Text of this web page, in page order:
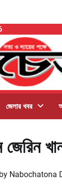
জেলার খবর
জেরিন
by Nabochatona